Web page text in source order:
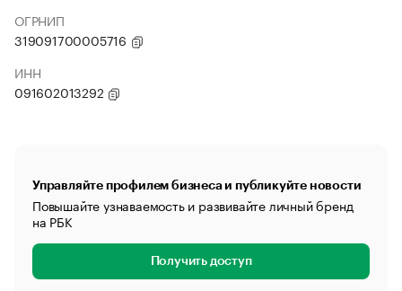
ОГРНИП
319091700005716
ИНН
091602013292
Управляйте профилем бизнеса и публикуйте новости
Повышайте узнаваемость и развивайте личный бренд
на РБК
Получить доступ